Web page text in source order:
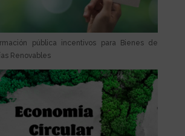
pública incentivos para Bienes de
Renovables